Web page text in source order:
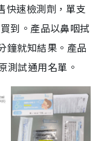
快速檢測劑，單支
到。產品以鼻咽拭
鐘就知結果。產品
測試通用名單。